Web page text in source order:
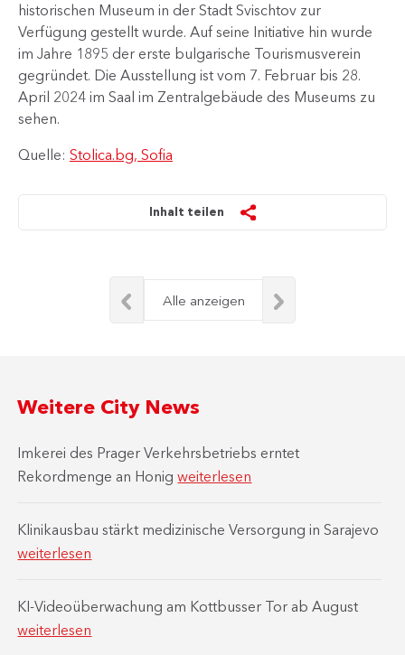
historischen Museum in der Stadt Svischtov zur
Verfügung gestellt wurde. Auf seine Initiative hin wurde
im Jahre 1895 der erste bulgarische Tourismusverein
gegründet. Die Ausstellung ist vom 7. Februar bis 28.
April 2024 im Saal im Zentralgebäude des Museums zu
sehen.
Quelle: Stolica.bg, Sofia
Inhalt teilen
Alle anzeigen
Weitere City News
Imkerei des Prager Verkehrsbetriebs erntet
Rekordmenge an Honigweiterlesen
Klinikausbau stärkt medizinische Versorgung in Sarajevo
weiterlesen
KI-Videoüberwachung am Kottbusser Tor ab August
weiterlesen